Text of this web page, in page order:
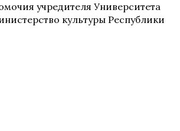
учредителя Университета
культуры Республики